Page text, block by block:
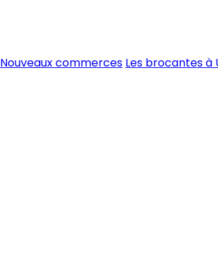
Nouveaux commerces Les brocantes à